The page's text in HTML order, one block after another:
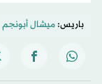
باريس:ميشال أبونجم